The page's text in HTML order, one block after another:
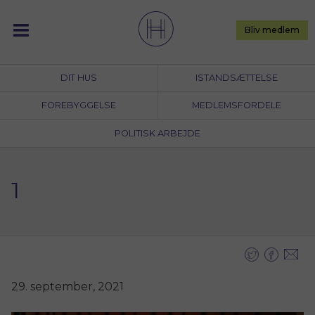
content
DIT HUS ISTANDSÆTTELSE
FOREBYGGELSE MEDLEMSFORDELE
POLITISK ARBEJDE
Bliv medlem
1
29. september, 2021